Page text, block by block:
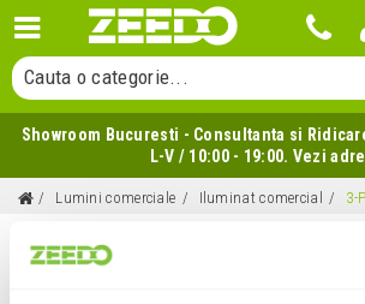
Cauta un produs...
Cauta o categorie...
Cauta un producator...
Cauta un produs...
Showroom Bucuresti - Consultanta si
L-V / 10:00 - 19:00. Vezi
Lumini comerciale Iluminat comercial 3-
3-PHASE SPOTS